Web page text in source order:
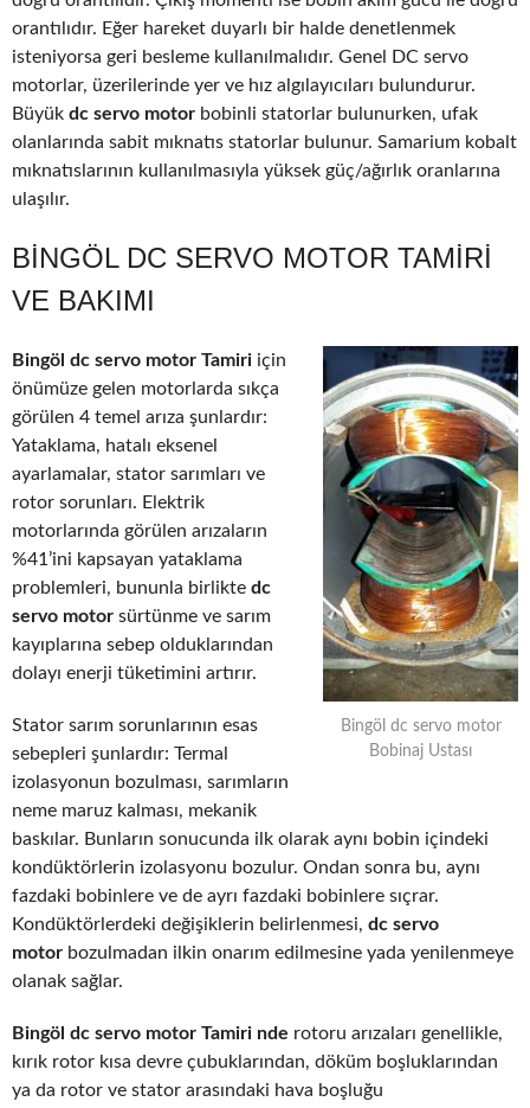
orantılıdır. Eğer hareket duyarlı bir halde denetlenmek
isteniyorsa geri besleme kullanılmalıdır. Genel DC servo
motorlar, üzerilerinde yer ve hız algılayıcıları bulundurur.
Büyük dc servo motor bobinli statorlar bulunurken, ufak
olanlarında sabit mıknatıs statorlar bulunur. Samarium kobalt
mıknatıslarının kullanılmasıyla yüksek güç/ağırlık oranlarına
ulaşılır.
BINGÖL DC SERVO MOTOR TAMIRI
VE BAKIMI
Bingöl dc servo motor
Bobinaj Ustası
Bingöl dc servo motor Tamiri için
önümüze gelen motorlarda sıkça
görülen 4 temel arıza şunlardır:
Yataklama, hatalı eksenel
ayarlamalar, stator sarımları ve
rotor sorunları. Elektrik
motorlarında görülen arızaların
%41’ini kapsayan yataklama
problemleri, bununla birlikte dc
servo motor sürtünme ve sarım
kayıplarına sebep olduklarından
dolayı enerji tüketimini artırır.
Stator sarım sorunlarının esas
sebepleri şunlardır: Termal
izolasyonun bozulması, sarımların
neme maruz kalması, mekanik
baskılar. Bunların sonucunda ilk olarak aynı bobin içindeki
kondüktörlerin izolasyonu bozulur. Ondan sonra bu, aynı
fazdaki bobinlere ve de ayrı fazdaki bobinlere sıçrar.
Kondüktörlerdeki değişiklerin belirlenmesi, dc servo
motor bozulmadan ilkin onarım edilmesine yada yenilenmeye
olanak sağlar.
Bingöl dc servo motor Tamiri nde rotoru arızaları genellikle,
kırık rotor kısa devre çubuklarından, döküm boşluklarından
ya da rotor ve stator arasındaki hava boşluğu